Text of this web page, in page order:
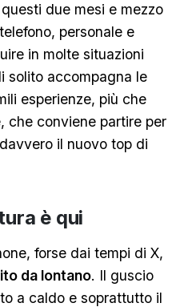
due mesi e mezzo
personale e
in molte situazioni
solito accompagna le
esperienze, più che
che conviene partire per
il nuovo top di
è qui
forse dai tempi di X,
da lontano. Il guscio
a caldo e soprattutto il